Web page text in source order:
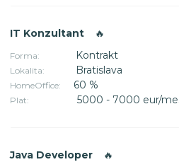
IT Konzultant 🔥
Forma: Kontrakt
Lokalita: Bratislava
HomeOffice: 60 %
Plat: 5000 - 7000 eur/
Java Developer 🔥